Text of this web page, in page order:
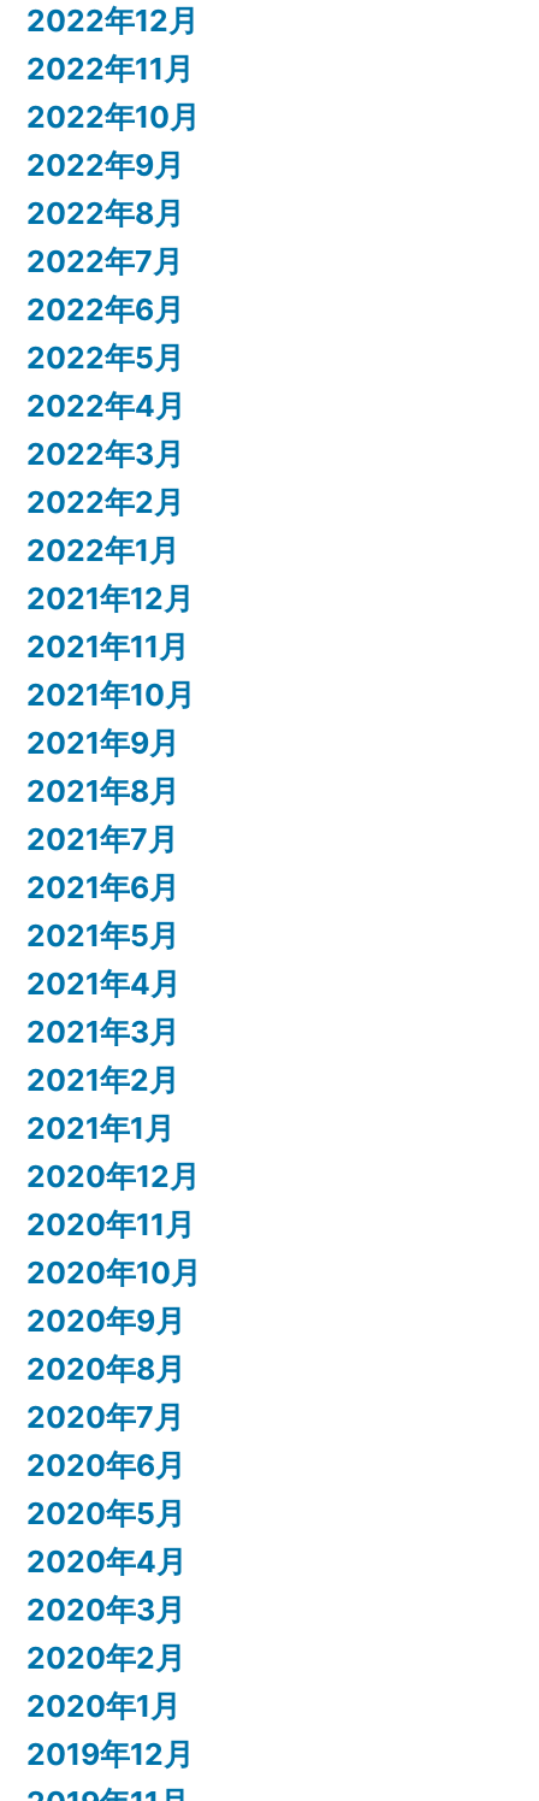
2022年12月
2022年11月
2022年10月
2022年9月
2022年8月
2022年7月
2022年6月
2022年5月
2022年4月
2022年3月
2022年2月
2022年1月
2021年12月
2021年11月
2021年10月
2021年9月
2021年8月
2021年7月
2021年6月
2021年5月
2021年4月
2021年3月
2021年2月
2021年1月
2020年12月
2020年11月
2020年10月
2020年9月
2020年8月
2020年7月
2020年6月
2020年5月
2020年4月
2020年3月
2020年2月
2020年1月
2019年12月